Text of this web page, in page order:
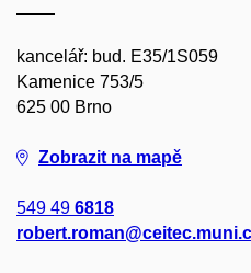
kancelář: bud. E35/1S059
Kamenice 753/5
625 00 Brno
Zobrazit na mapě
549 49 6818